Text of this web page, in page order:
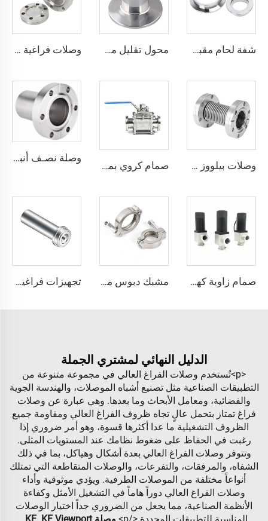
شفة لحام مقبس SS304 /316L، شفة سريعة NW/KF، من الفولاذ المقاوم للصدأ KF10-KF63، تركيبات فراغية عالية الجودة NW10-NW63 محول تقليل مستقيم من الفولاذ المقاوم للصدأ KF، محول مركزي مستقيم للصناعات شبه الموصلة من الفولاذ SS304 وSS316L، قطعة تجهيز أنابيب فراغية عالية وصلات فراغية من الفولاذ المقاوم للصدأ CF16-CF350، وصلات ثابتة SS304 SS316L، شفاه فراغية ذات ثقوب عابرة/خيوط مترية/خيوط UNC
وصلات بيلووز CF من الفولاذ المقاوم للصدأ SUS304 وSUS316L مزورة، أنبوب مرن CF16/CF35/CF63، خرطوم بيلووز مرن للفراغ العالي، وصلة شفة ثابتة أو قابلة للدوران صمام كروي بمقود للفراغ حسب معيار ISO-K، من الفولاذ المقاوم للصدأ SS304 وSS316L، صمام كروي ثلاثي القطع قطره NW63/NW80/NW100، بمنصة ISO63-ISO100
وصلة نصـف أنبوبية من الفولاذ المقاوم للصدأ SS304 وSS316L، ذات خيوط داخلية وثقوب عابرة، CF16-CF250، تجهيزات فراغ عالية ثابتة، شفة 1/2"-10"
صمام زاوية كهرومغناطيسي جسم ألومنيوم زاوية 90 درجة نوع L فراغ عالي تركيب KF16/KF25/KF40/KF50 NW25/NW40 صمام زاوية مشبك دبوس مزدوج SS304 KF مشبك دبوس مزدوج فراغي تركيب فراغ من الفولاذ المقاوم للصدأ KF/NW لأشباه الموصلات تجهيزات فراغية من الفولاذ المقاوم للصدأ SS316L بنقاء عالي جدًا وتدفق عالٍ وغدة طويلة، تجهيزات QCR BA/EP
الدليل النهائي لمشتري الجملة
<p>تُستخدم وصلات الفراغ العالي في مجموعة متنوعة من
التطبيقات الصناعية مثل تصنيع أشباه الموصلات، والهندسة الجوية
والفضائية، ومعامل الأبحاث وما بعدها. وهي عبارة عن وصلات
فراغ تمتاز بتحمل عالٍ تجاه ظروف الفراغ العالي ومقاومة جميع
الظروف التشغيلية ما عدا أكثرها قسوة، وهو أمر ضروري إذا
رغبت في الحفاظ على ضغوط نظامك عند المستويات المثلى.
وتتوفر وصلات الفراغ العالي بعدة أشكال وهياكل، بما في ذلك
الشفاه، والمرفقات، والتفرعات، والوصلات المتقاطعة التي تمتلك
أنواعاً مختلفة من الموصلات الطرفية. ويؤدي موثوقية وأداء
وصلات الفراغ العالي دوراً هاماً في التشغيل الأمثل وكفاءة
الأنظمة الصناعية، مما يجعل من الضروري جداً اختيار الوصلات